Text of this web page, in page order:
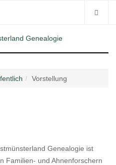
Vorstellung
Genealogie ist
Familien- und Ahnenforschern